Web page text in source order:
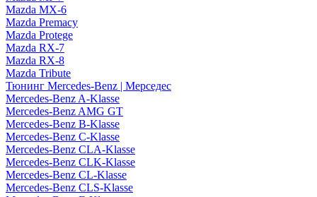
Mazda MX-6
Mazda Premacy
Mazda Protege
Mazda RX-7
Mazda RX-8
Mazda Tribute
Тюнинг Mercedes-Benz | Мерседес
Mercedes-Benz A-Klasse
Mercedes-Benz AMG GT
Mercedes-Benz B-Klasse
Mercedes-Benz C-Klasse
Mercedes-Benz CLA-Klasse
Mercedes-Benz CLK-Klasse
Mercedes-Benz CL-Klasse
Mercedes-Benz CLS-Klasse